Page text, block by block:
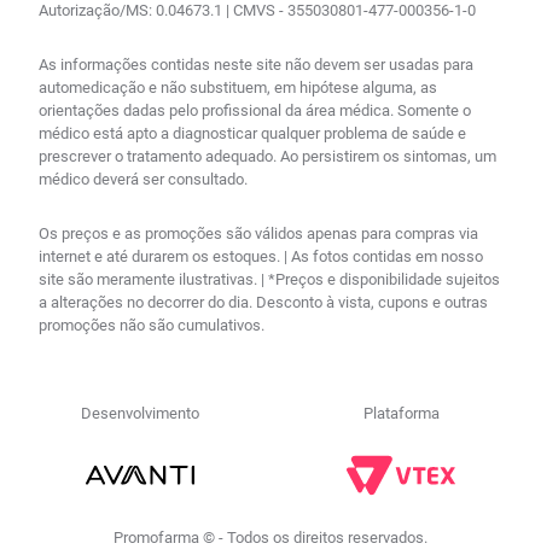
Autorização/MS: 0.04673.1 | CMVS - 355030801-477-000356-1-0
As informações contidas neste site não devem ser usadas para
automedicação e não substituem, em hipótese alguma, as
orientações dadas pelo profissional da área médica. Somente o
médico está apto a diagnosticar qualquer problema de saúde e
prescrever o tratamento adequado. Ao persistirem os sintomas, um
médico deverá ser consultado.
Os preços e as promoções são válidos apenas para compras via
internet e até durarem os estoques. | As fotos contidas em nosso
site são meramente ilustrativas. | *Preços e disponibilidade sujeitos
a alterações no decorrer do dia. Desconto à vista, cupons e outras
promoções não são cumulativos.
Desenvolvimento Plataforma
Promofarma © - Todos os direitos reservados.